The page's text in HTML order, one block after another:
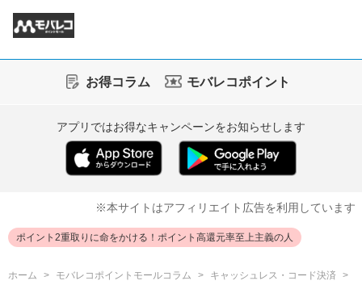
お得コラム モバレコポイント
アプリではお得なキャンペーンをお知らせします
※本サイトはアフィリエイト広告を利用しています
ポイント2重取りに命をかける！ポイント高還元率至上主義の人
ホーム モバレコポイントモールコラム
キャッシュレス・コード決済